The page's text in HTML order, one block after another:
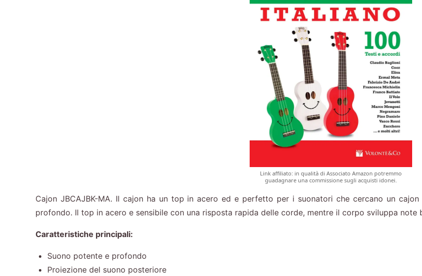
Link affiliato: in qualità di Associato Amazon potremmo
guadagnare una commissione sugli acquisti idonei.
Cajon JBCAJBK-MA. Il cajon ha un top in acero ed e perfetto per i suonatori che cercano un
profondo. Il top in acero e sensibile con una risposta rapida delle corde, mentre il corpo sviluppa note
Caratteristiche principali:
Suono potente e profondo
Proiezione del suono posteriore